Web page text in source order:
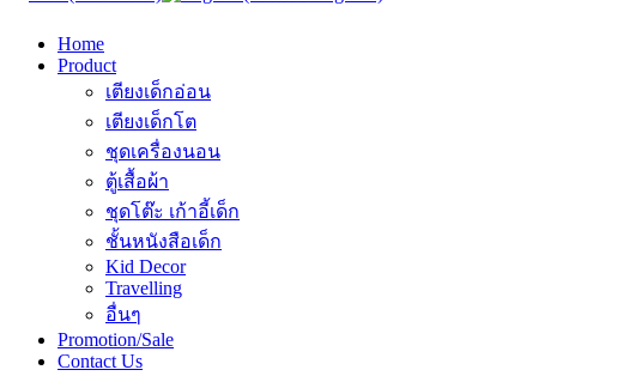
Home
Product
เตียงเด็กอ่อน
เตียงเด็กโต
ชุดเครื่องนอน
ตู้เสื้อผ้า
ชุดโต๊ะ เก้าอี้เด็ก
ชั้นหนังสือเด็ก
Kid Decor
Travelling
อื่นๆ
Promotion/Sale
Contact Us